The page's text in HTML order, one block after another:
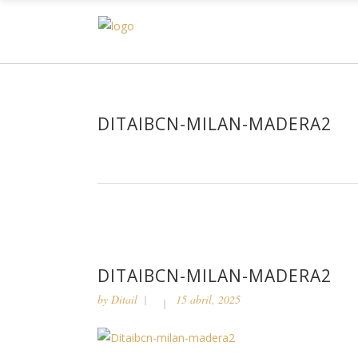
DITAIBCN-MILAN-MADERA2
DITAIBCN-MILAN-MADERA2
by Ditail 15 abril, 2025